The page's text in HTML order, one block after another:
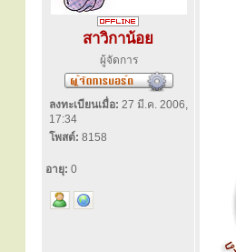
สาวิกาน้อย
ผู้จัดการ
ลงทะเบียนเมื่อ: 27 มี.ค. 2006,
17:34
โพสต์: 8158
อายุ: 0